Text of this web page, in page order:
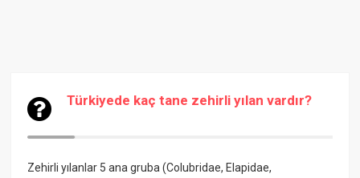
Türkiyede kaç tane zehirli yılan vardır?
Zehirli yılanlar 5 ana gruba (Colubridae, Elapidae,